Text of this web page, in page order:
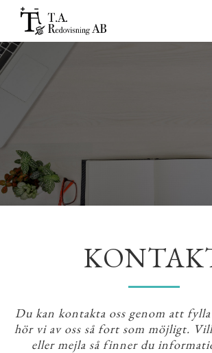
Du kan kontakta oss genom att
hör vi av oss så fort som möjligt.
eller mejla så finner du